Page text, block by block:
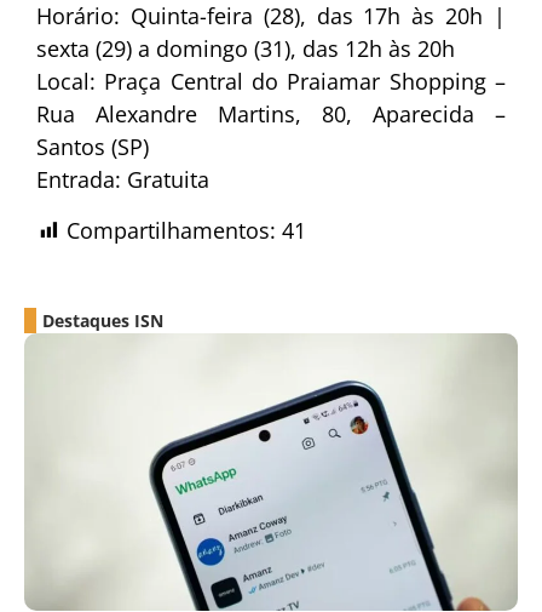
Horário: Quinta-feira (28), das 17h às 20h |
sexta (29) a domingo (31), das 12h às 20h
Local: Praça Central do Praiamar Shopping –
Rua Alexandre Martins, 80, Aparecida –
Santos (SP)
Entrada: Gratuita
Compartilhamentos: 41
Destaques ISN